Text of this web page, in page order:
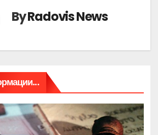
ByRadovis News